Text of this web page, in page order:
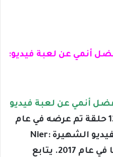
أنمي عن لعبة فيديو
مسلسل أنمي مكون من 12 حلقة تم عرضه في عام
2017. وهو تكييف للعبة الفيديو الشهيرة Nier:
Automata التي تم إصدارها في عام 2017. يتابع